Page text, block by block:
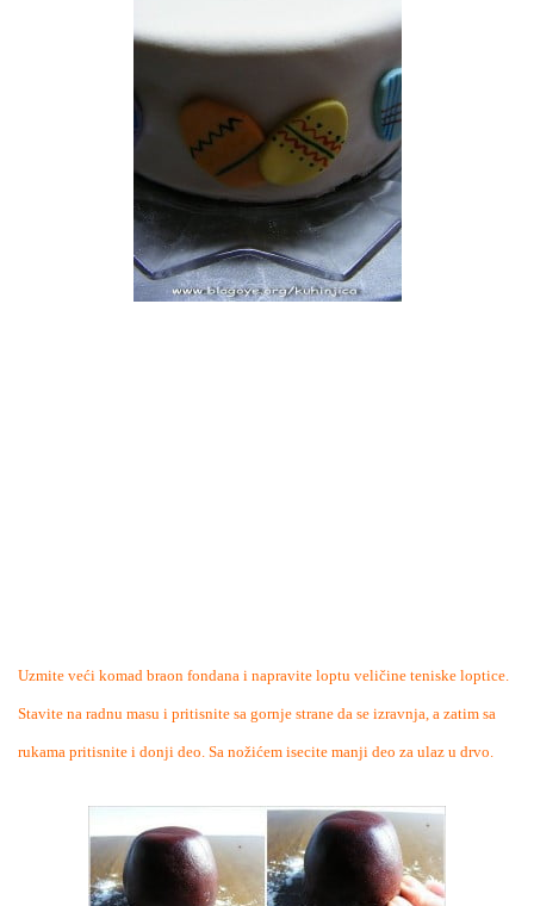
Uzmite veći komad braon fondana i napravite loptu veličine teniske loptice.
Stavite na radnu masu i pritisnite sa gornje strane da se izravnja, a zatim sa
rukama pritisnite i donji deo. Sa nožićem isecite manji deo za ulaz u drvo.